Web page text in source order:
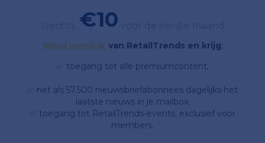
€10
Word member van RetailTrends en krijg;
✅ toegang tot alle premiumcontent;
✅ net als 57.500 nieuwsbriefabonnees dagelijks het
laatste nieuws in je mailbox;
✅ toegang tot RetailTrends-events, exclusief voor
members.